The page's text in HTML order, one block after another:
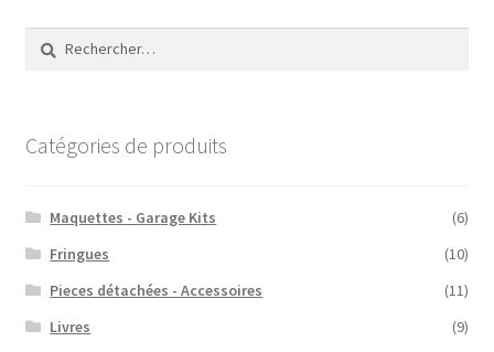
Catégories de produits
Maquettes - Garage Kits
(6)
Fringues
(10)
Pieces détachées - Accessoires
(11)
Livres
(9)